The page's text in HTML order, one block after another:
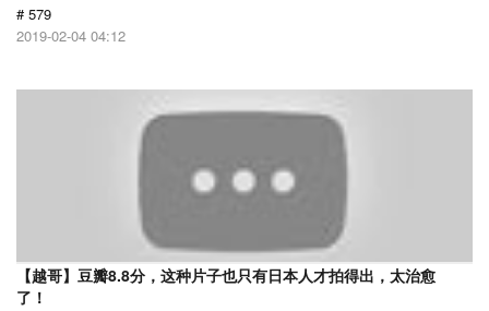
# 579
2019-02-04 04:12
【越哥】豆瓣8.8分，这种片子也只有日本人才拍得出，太治愈
了！